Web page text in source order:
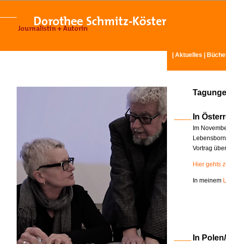
Aktuelles
In
Im
Vortrag
Hier gehts
In meinem
In